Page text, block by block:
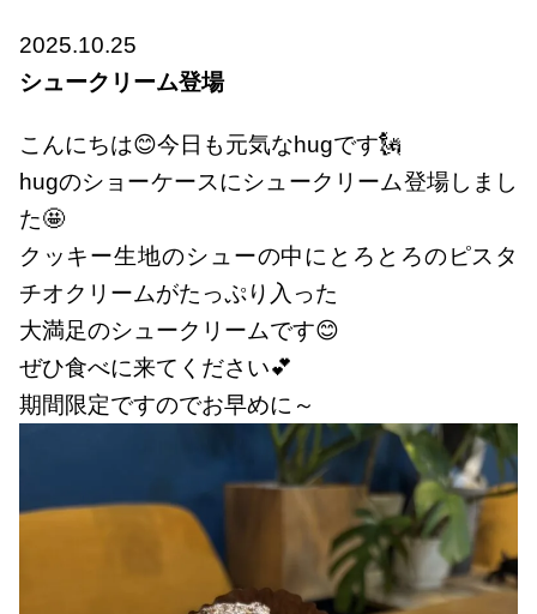
2025.10.25
シュークリーム登場
こんにちは😊今日も元気なhugです🗽
hugのショーケースにシュークリーム登場しまし
た🤩
クッキー生地のシューの中にとろとろのピスタ
チオクリームがたっぷり入った
大満足のシュークリームです😊
ぜひ食べに来てください💕
期間限定ですのでお早めに～